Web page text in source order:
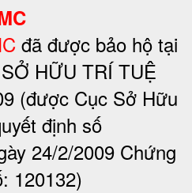
đã được bảo hộ tại
HỮU TRÍ TUỆ
(được Cục Sở Hữu
định số
24/2/2009 Chứng
120132)